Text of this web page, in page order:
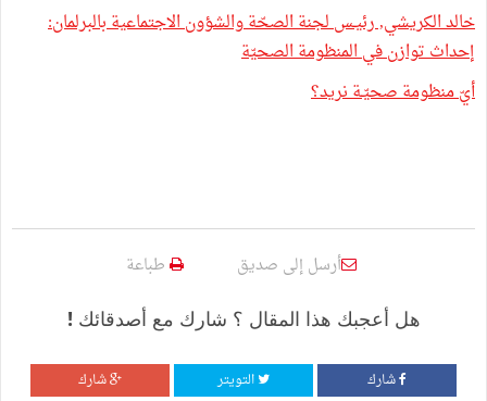
خالد الكريشي, رئيـس لجنة الصحّة والشؤون الاجتماعية بالبرلمان:
إحداث توازن في المنظومة الصحيّة
أيّ منظومة صحيّـة نريد؟
أرسل إلى صديق طباعة
هل أعجبك هذا المقال ؟ شارك مع أصدقائك !
شارك التويتر شارك